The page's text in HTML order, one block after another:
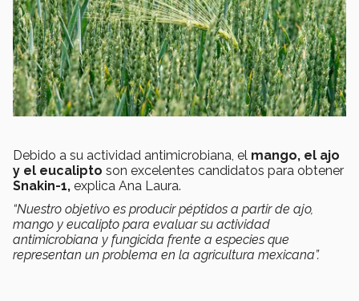
Debido a su actividad antimicrobiana, el mango, el ajo
y el eucalipto son excelentes candidatos para obtener
Snakin-1, explica Ana Laura.
“Nuestro objetivo es producir péptidos a partir de ajo,
mango y eucalipto para evaluar su actividad
antimicrobiana y fungicida frente a especies que
representan un problema en la agricultura mexicana”.